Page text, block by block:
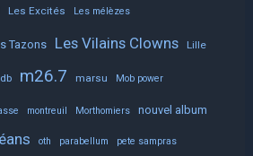
Les Excités Les mélèzes
Tazons Les Vilains Clowns Lille
m26.7 marsu Mob power
montreuil Morthomiers nouvel album
oth parabellum pete sampras